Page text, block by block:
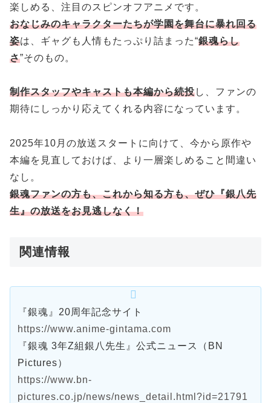
楽しめる、注目のスピンオフアニメです。
おなじみのキャラクターたちが学園を舞台に暴れ回る
姿は、ギャグも人情もたっぷり詰まった“銀魂らし
さ”そのもの。
制作スタッフやキャストも本編から続投し、ファンの
期待にしっかり応えてくれる内容になっています。
2025年10月の放送スタートに向けて、今から原作や
本編を見直しておけば、より一層楽しめること間違い
なし。
銀魂ファンの方も、これから知る方も、ぜひ『銀八先
生』の放送をお見逃しなく！
関連情報
『銀魂』20周年記念サイト
https://www.anime-gintama.com
『銀魂 3年Z組銀八先生』公式ニュース（BN
Pictures）
https://www.bn-
pictures.co.jp/news/news_detail.html?id=21791